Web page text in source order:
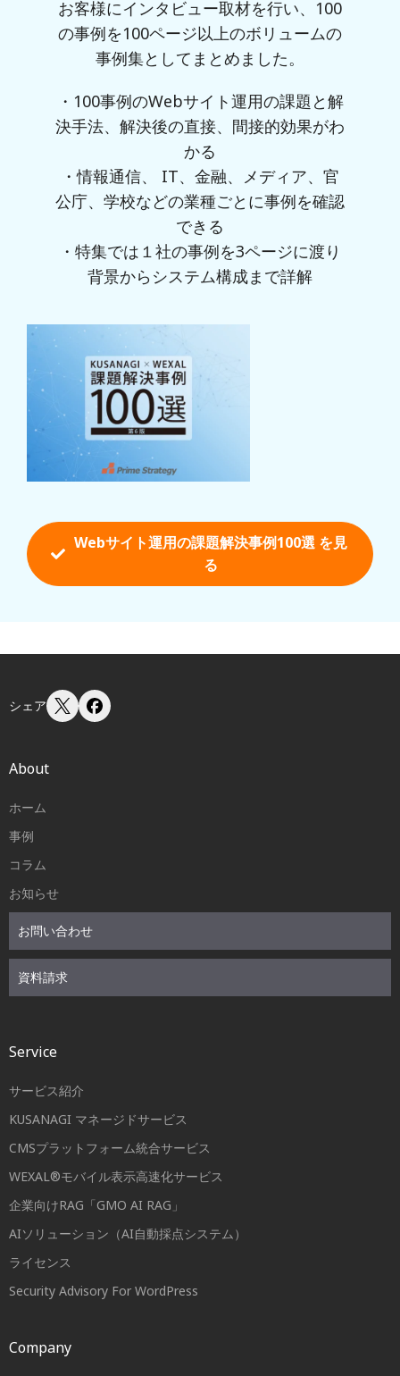
お客様にインタビュー取材を行い、100
の事例を100ページ以上のボリュームの
事例集としてまとめました。
・100事例のWebサイト運用の課題と解
決手法、解決後の直接、間接的効果がわ
かる
・情報通信、 IT、金融、メディア、官
公庁、学校などの業種ごとに事例を確認
できる
・特集では１社の事例を3ページに渡り
背景からシステム構成まで詳解
Webサイト運用の課題解決事例100選 を見
る
シェア
About
ホーム
事例
コラム
お知らせ
お問い合わせ
資料請求
Service
サービス紹介
KUSANAGI マネージドサービス
CMSプラットフォーム統合サービス
WEXAL®モバイル表示高速化サービス
企業向けRAG「GMO AI RAG」
AIソリューション（AI自動採点システム）
ライセンス
Security Advisory For WordPress
Company